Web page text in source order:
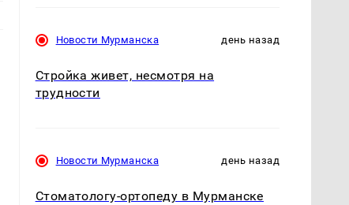
Новости Мурманска день назад
Стройка живет, несмотря на
трудности
Новости Мурманска день назад
Стоматологу-ортопеду в Мурманске